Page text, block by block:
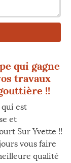
qui gagne
travaux
!!
est
et
Sur Yvette !!
vous faire
qualité